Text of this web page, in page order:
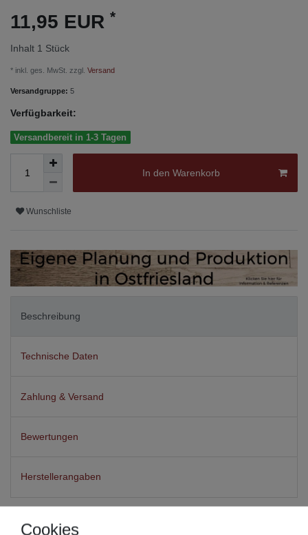
11,95 EUR *
Inhalt 1 Stück
* inkl. ges. MwSt. zzgl. Versand
Versandgruppe: 5
Verfügbarkeit:
Versandbereit in 1-3 Tagen
In den Warenkorb
Wunschliste
Beschreibung
Technische Daten
Zahlung & Versand
Bewertungen
Herstellerangaben
Jersey Babybett Spannbettlaken,
Cookies